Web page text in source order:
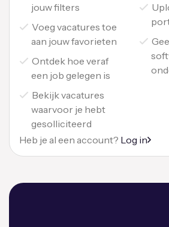
jouw filters
Voeg vacatures toe
aan jouw favorieten
Ontdek hoe veraf
een job gelegen is
Bekijk vacatures
waarvoor je hebt
gesolliciteerd
Heb je al een account? Log in